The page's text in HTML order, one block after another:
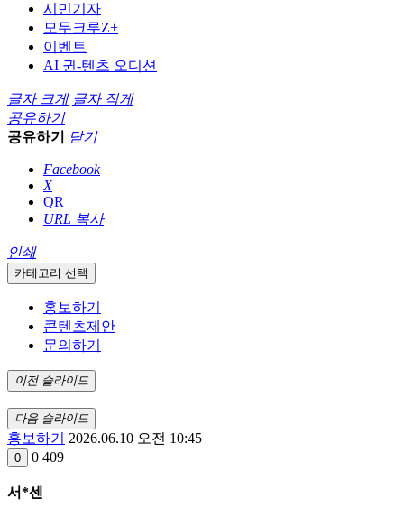
시민기자
모두크루Z+
이벤트
AI 귄-텐츠 오디션
글자 크게 글자 작게
공유하기
공유하기
닫기
Facebook
X
QR
URL 복사
인쇄
카테고리 선택
홍보하기
콘텐츠제안
문의하기
이전 슬라이드
다음 슬라이드
홍보하기 2026.06.10 오전 10:45
0 0 409
서*센